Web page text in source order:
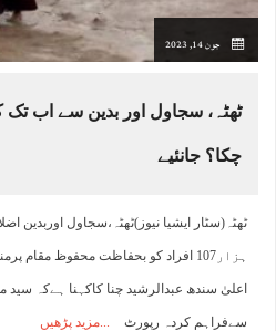
جون 14, 2023
ٹھٹہ، سجاول اور بدین سے اب تک
چکا؟ جانئیے
ہزار107 افراد کو بحفاظت محفوظ مقام
اعلیٰ سندھ عبدالرشید چنا کاکہنا ہےکہ سید
سےفراہم کردہ رپورٹ مزید پڑھیں